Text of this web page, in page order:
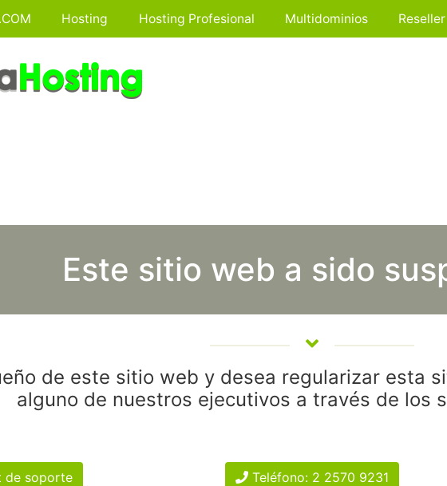
Hosting Hosting Profesional Multidominios Reseller
Este sitio web a sido
de este sitio web y desea regularizar esta
alguno de nuestros ejecutivos a través de los
soporte Teléfono: 2 2570 9231